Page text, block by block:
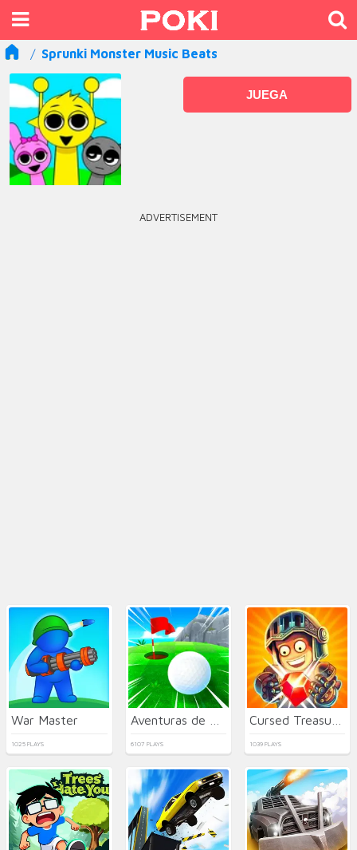
Sprunki Monster Music Beats
JUEGA
ADVERTISEMENT
War Master
1025 PLAYS 6107 PLAYS 1039 PLAYS